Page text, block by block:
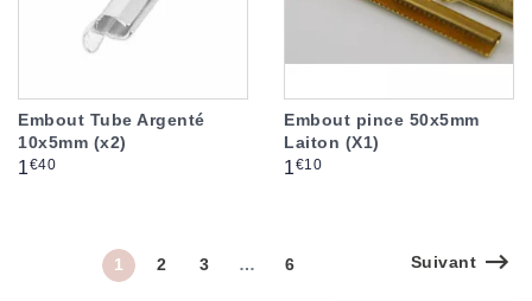
Embout Tube Argenté
10x5mm (x2)
Prix
1€40
Embout pince 50x5mm
Laiton (X1)
Prix
1€10
1 2 3 … 6 Suivant